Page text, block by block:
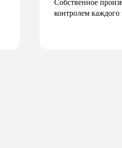
Собственное
контролем каждого